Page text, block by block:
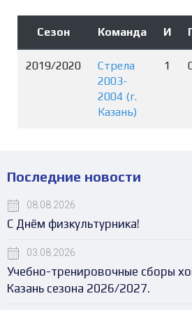
Сезон Команда И
2019/2020
Стрела
2003-
2004 (г.
Казань)
1
Последние новости
08.08.2026
С Днём физкультурника!
03.08.2026
Учебно-тренировочные сборы
Казань сезона 2026/2027.